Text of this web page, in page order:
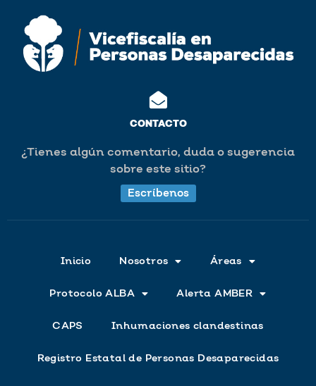
CONTACTO
¿Tienes algún comentario, duda o sugerencia
sobre este sitio?
Escríbenos
Inicio Nosotros Áreas
Protocolo ALBA Alerta AMBER
CAPS Inhumaciones clandestinas
Registro Estatal de Personas Desaparecidas